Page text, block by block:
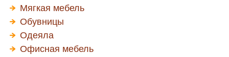
Мягкая мебель
Обувницы
Одеяла
Офисная мебель